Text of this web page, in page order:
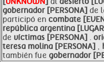
gobernador [PERSONA] de
participó en combate
república argentina
de víctimas [PERSONA] .
teresa molina [PERSONA] ,
también fue gobernador